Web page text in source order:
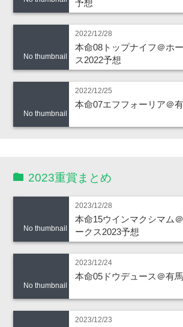
予想
No thumbnail
2022/12/28
本命08トップナイフ＠ホ
ス2022予想
No thumbnail
2022/12/25
本命07エフフォーリア＠
2023重賞まとめ
No thumbnail
2023/12/28
本命15ウインマクシマム
ークス2023予想
No thumbnail
2023/12/24
本命05ドウデュース＠有
2023/12/23